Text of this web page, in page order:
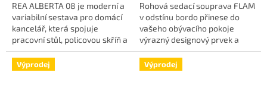
REA ALBERTA 08 je moderní a
variabilní sestava pro domácí
kancelář, která spojuje
pracovní stůl, policovou skříň a
úložný prostor. Díky
nastavitelné pracovní desce
a...
Rohová sedací souprava FLAM
v odstínu bordo přinese do
vašeho obývacího pokoje
výrazný designový prvek a
dostatek místa pro pohodlné
sezení. Tato prostorná
pohovka na nožkách...
Výprodej Výprodej